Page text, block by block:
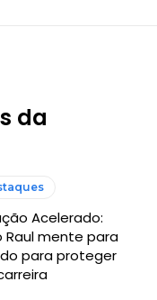
da
Acelerado:
Raul mente para
para proteger